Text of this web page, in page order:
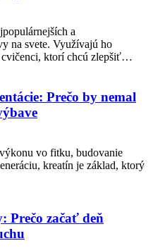
a
na svete. Využívajú ho
cvičenci, ktorí chcú zlepšiť…
Prečo by nemal
vo fitku, budovanie
kreatín je základ, ktorý
Prečo začať deň